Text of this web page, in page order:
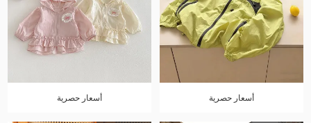
أسعار حصرية أسعار حصرية